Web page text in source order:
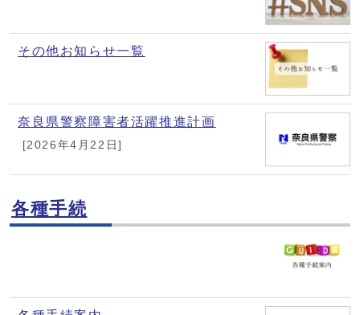
その他お知らせ一覧
奈良県警察障害者活躍推進計画
[2026年4月22日]
各種手続